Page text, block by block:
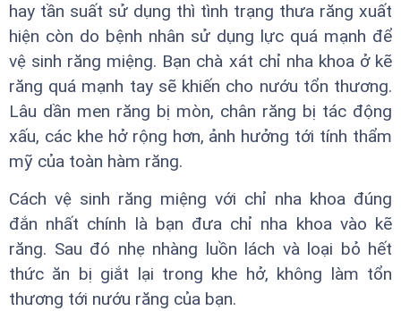
hay tần suất sử dụng thì tình trạng thưa răng xuất
hiện còn do bệnh nhân sử dụng lực quá mạnh để
vệ sinh răng miệng. Bạn chà xát chỉ nha khoa ở kẽ
răng quá mạnh tay sẽ khiến cho nướu tổn thương.
Lâu dần men răng bị mòn, chân răng bị tác động
xấu, các khe hở rộng hơn, ảnh hưởng tới tính thẩm
mỹ của toàn hàm răng.
Cách vệ sinh răng miệng với chỉ nha khoa đúng
đắn nhất chính là bạn đưa chỉ nha khoa vào kẽ
răng. Sau đó nhẹ nhàng luồn lách và loại bỏ hết
thức ăn bị giắt lại trong khe hở, không làm tổn
thương tới nướu răng của bạn.